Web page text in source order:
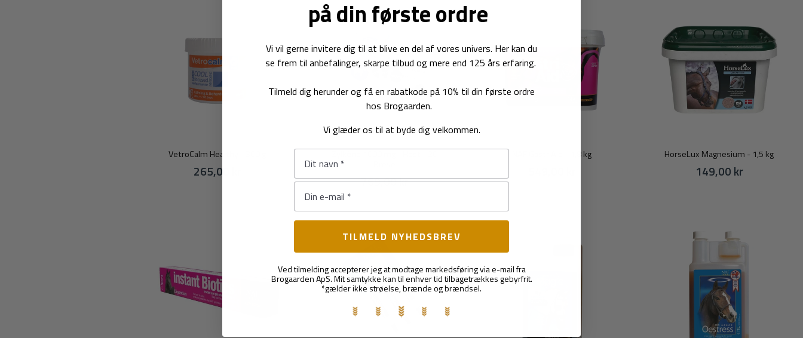
VetroCalm Healthy - 300 g
265,00 kr
Zylkène 1000 mg - Hest - 20
769,00 kr
NAF GastriAid - 1,8 kg HorseLux Magnesium - 1,5 kg
149,00 kr
på din første ordre
Vi vil gerne invitere dig til at blive en del af vores univers. Her kan du
se frem til anbefalinger, skarpe tilbud og mere end 125 års erfaring.
Tilmeld dig herunder og få en rabatkode på 10% til din første ordre
hos Brogaarden.
Vi glæder os til at byde dig velkommen.
TILMELD NYHEDSBREV
Ved tilmelding accepterer jeg at modtage markedsføring via e-mail fra
Brogaarden ApS. Mit samtykke kan til enhver tid tilbagetrækkes gebyrfrit.
*gælder ikke strøelse, brænde og brændsel.